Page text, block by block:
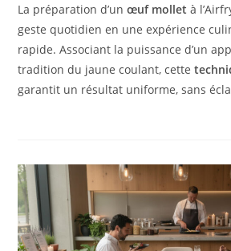
La préparation d’unœuf mollet à
geste quotidien en une expérience
rapide. Associant la puissance d’un
tradition du jaune coulant, cette
garantit un résultat uniforme, sans